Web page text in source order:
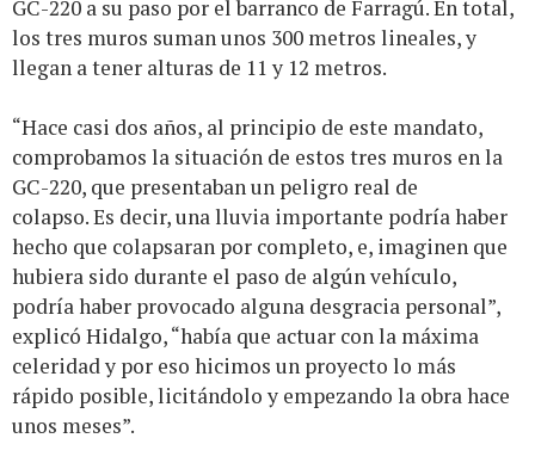
GC-220 a su paso por el barranco de Farragú. En total,
los tres muros suman unos 300 metros lineales, y
llegan a tener alturas de 11 y 12 metros.
“Hace casi dos años, al principio de este mandato,
comprobamos la situación de estos tres muros en la
GC-220, que presentaban un peligro real de
colapso. Es decir, una lluvia importante podría haber
hecho que colapsaran por completo, e, imaginen que
hubiera sido durante el paso de algún vehículo,
podría haber provocado alguna desgracia personal”,
explicó Hidalgo, “había que actuar con la máxima
celeridad y por eso hicimos un proyecto lo más
rápido posible, licitándolo y empezando la obra hace
unos meses”.